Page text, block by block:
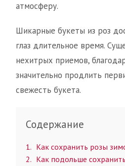
атмосферу.
Шикарные букеты из роз
глаз длительное время.
нехитрых приемов,
значительно продлить
свежесть букета.
Содержание
1
Как сохранить розы
2
Как подольше